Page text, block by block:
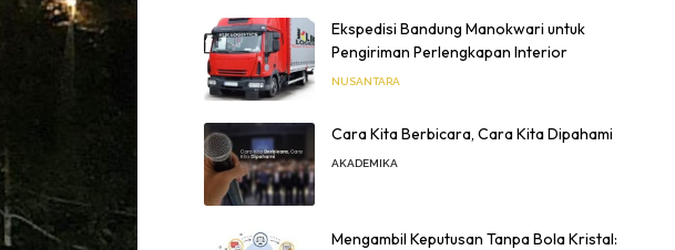
Ekspedisi Bandung Manokwari untuk
Pengiriman Perlengkapan Interior
NUSANTARA
Cara Kita Berbicara, Cara Kita Dipahami
AKADEMIKA
Mengambil Keputusan Tanpa Bola Kristal: